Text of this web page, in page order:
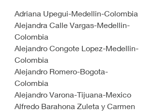
Adriana Upegui-Medellin-Colombia
Alejandra Calle Vargas-Medellin-
Colombia
Alejandro Congote Lopez-Medellin-
Colombia
Alejandro Romero-Bogota-
Colombia
Alejandro Varona-Tijuana-Mexico
Alfredo Barahona Zuleta y Carmen